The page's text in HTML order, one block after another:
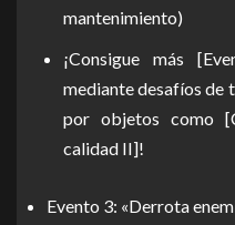
mantenimiento)
¡Consigue más
mediante desafíos de
por objetos como
calidad II]!
Evento 3: «Derrota